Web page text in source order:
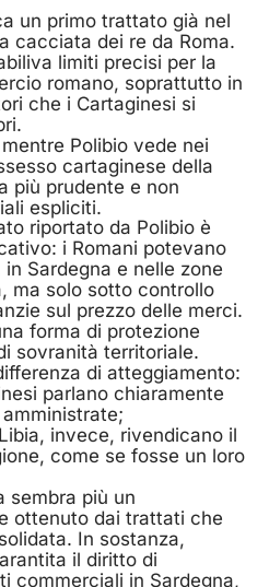
un primo trattato già nel
cacciata dei re da Roma.
limiti precisi per la
romano, soprattutto in
che i Cartaginesi si
Polibio vede nei
cartaginese della
più prudente e non
espliciti.
riportato da Polibio è
i Romani potevano
Sardegna e nelle zone
ma solo sotto controllo
sul prezzo delle merci.
forma di protezione
sovranità territoriale.
di atteggiamento:
parlano chiaramente
invece, rivendicano il
come se fosse un loro
sembra più un
ottenuto dai trattati che
In sostanza,
il diritto di
commerciali in Sardegna,